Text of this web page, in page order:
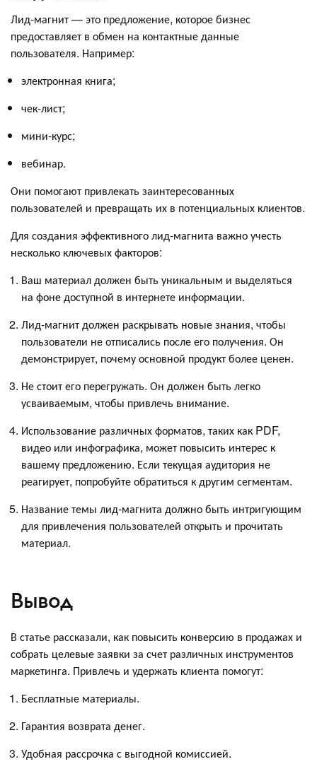
Лид-магнит — это предложение, которое бизнес
предоставляет в обмен на контактные данные
пользователя. Например:
электронная книга;
чек-лист;
мини-курс;
вебинар.
Они помогают привлекать заинтересованных
пользователей и превращать их в потенциальных клиентов.
Для создания эффективного лид-магнита важно учесть
несколько ключевых факторов:
Ваш материал должен быть уникальным и выделяться
на фоне доступной в интернете информации.
Лид-магнит должен раскрывать новые знания, чтобы
пользователи не отписались после его получения. Он
демонстрирует, почему основной продукт более ценен.
Не стоит его перегружать. Он должен быть легко
усваиваемым, чтобы привлечь внимание.
Использование различных форматов, таких как PDF,
видео или инфографика, может повысить интерес к
вашему предложению. Если текущая аудитория не
реагирует, попробуйте обратиться к другим сегментам.
Название темы лид-магнита должно быть интригующим
для привлечения пользователей открыть и прочитать
материал.
Вывод
В статье рассказали, как повысить конверсию в продажах и
собрать целевые заявки за счет различных инструментов
маркетинга. Привлечь и удержать клиента помогут:
Бесплатные материалы.
Гарантия возврата денег.
Удобная рассрочка с выгодной комиссией.